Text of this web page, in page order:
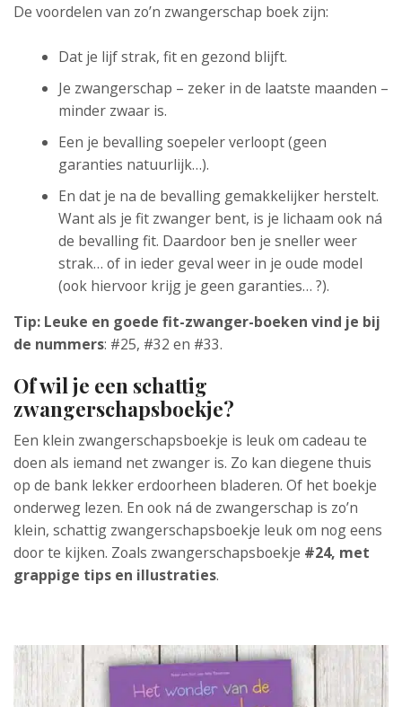
De voordelen van zo’n zwangerschap boek zijn:
Dat je lijf strak, fit en gezond blijft.
Je zwangerschap – zeker in de laatste maanden –
minder zwaar is.
Een je bevalling soepeler verloopt (geen
garanties natuurlijk…).
En dat je na de bevalling gemakkelijker herstelt.
Want als je fit zwanger bent, is je lichaam ook ná
de bevalling fit. Daardoor ben je sneller weer
strak… of in ieder geval weer in je oude model
(ook hiervoor krijg je geen garanties… ?).
Tip: Leuke en goede fit-zwanger-boeken vind je bij
de nummers: #25, #32 en #33.
Of wil je een schattig
zwangerschapsboekje?
Een klein zwangerschapsboekje is leuk om cadeau te
doen als iemand net zwanger is. Zo kan diegene thuis
op de bank lekker erdoorheen bladeren. Of het boekje
onderweg lezen. En ook ná de zwangerschap is zo’n
klein, schattig zwangerschapsboekje leuk om nog eens
door te kijken. Zoals zwangerschapsboekje #24, met
grappige tips en illustraties.